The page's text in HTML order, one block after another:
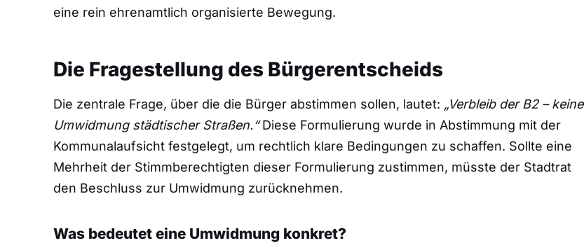
eine rein ehrenamtlich organisierte Bewegung.
Die Fragestellung des Bürgerentscheids
Die zentrale Frage, über die die Bürger abstimmen sollen, lautet: „Verbleib der B2 – keine
Umwidmung städtischer Straßen.“Diese Formulierung wurde in Abstimmung mit der
Kommunalaufsicht festgelegt, um rechtlich klare Bedingungen zu schaffen. Sollte eine
Mehrheit der Stimmberechtigten dieser Formulierung zustimmen, müsste der Stadtrat
den Beschluss zur Umwidmung zurücknehmen.
Was bedeutet eine Umwidmung konkret?